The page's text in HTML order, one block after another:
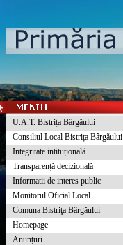
U.A.T. Bistrița Bârgăului
Consiliul Local Bistrița Bârgăului
Integritate intituțională
Transparență decizională
Informatii de interes public
Monitorul Oficial Local
Comuna Bistriţa Bârgăului
Homepage
Anunțuri